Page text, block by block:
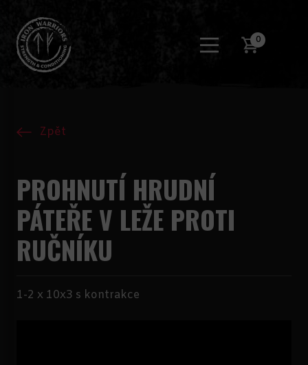
0
Zpět
PROHNUTÍ HRUDNÍ
PÁTEŘE V LEŽE PROTI
RUČNÍKU
1-2 x 10x3 s kontrakce